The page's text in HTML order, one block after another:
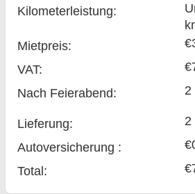
Kilometerleistung:
Mietpreis:
VAT:
Nach Feierabend:
2
Lieferung:
2
Auto­versicherung :
Total: